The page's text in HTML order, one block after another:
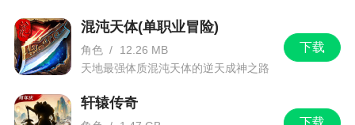
金币收益冲破上限，尽享极致爆金快感！
【新活动・九尾临盛世】
九尾临世，盛典狂欢！
下载
混沌天体(单职业冒险)
角色 /
12.26 MB
天地最强体质混沌天体的逆天成神之路
轩辕传奇